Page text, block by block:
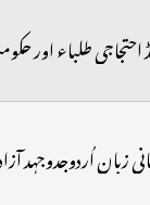
احتجاجی طلباء اور
زبان اُردوجدوجہد